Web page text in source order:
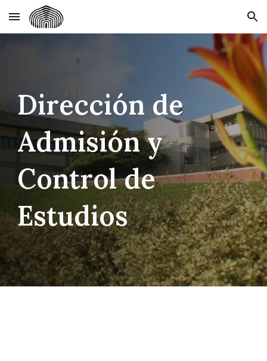
Skip to main content Skip to navigation
Dirección de
Admisión y
Control de
Estudios